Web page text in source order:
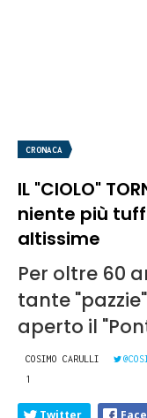
CRONACA
IL "CIOLO"
niente più
altissime
Per oltre 60
tante
aperto il
COSIMO CARULLI
1